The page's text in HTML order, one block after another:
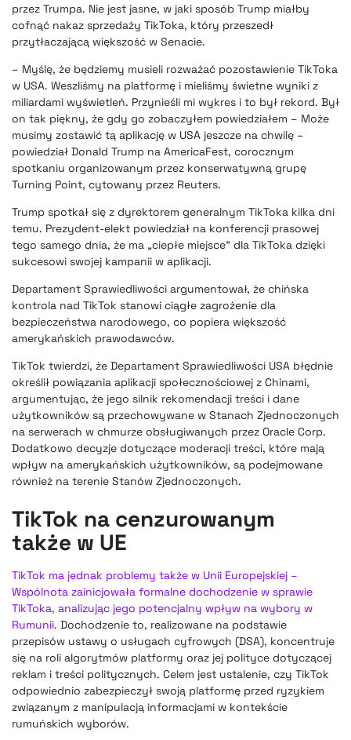
przez Trumpa. Nie jest jasne, w jaki sposób Trump miałby
cofnąć nakaz sprzedaży TikToka, który przeszedł
przytłaczającą większość w Senacie.
– Myślę, że będziemy musieli rozważać pozostawienie TikToka
w USA. Weszliśmy na platformę i mieliśmy świetne wyniki z
miliardami wyświetleń. Przynieśli mi wykres i to był rekord. Był
on tak piękny, że gdy go zobaczyłem powiedziałem – Może
musimy zostawić tą aplikację w USA jeszcze na chwilę –
powiedział Donald Trump na AmericaFest, corocznym
spotkaniu organizowanym przez konserwatywną grupę
Turning Point, cytowany przez Reuters.
Trump spotkał się z dyrektorem generalnym TikToka kilka dni
temu. Prezydent-elekt powiedział na konferencji prasowej
tego samego dnia, że ma „ciepłe miejsce” dla TikToka dzięki
sukcesowi swojej kampanii w aplikacji.
Departament Sprawiedliwości argumentował, że chińska
kontrola nad TikTok stanowi ciągłe zagrożenie dla
bezpieczeństwa narodowego, co popiera większość
amerykańskich prawodawców.
TikTok twierdzi, że Departament Sprawiedliwości USA błędnie
określił powiązania aplikacji społecznościowej z Chinami,
argumentując, że jego silnik rekomendacji treści i dane
użytkowników są przechowywane w Stanach Zjednoczonych
na serwerach w chmurze obsługiwanych przez Oracle Corp.
Dodatkowo decyzje dotyczące moderacji treści, które mają
wpływ na amerykańskich użytkowników, są podejmowane
również na terenie Stanów Zjednoczonych.
TikTok na cenzurowanym
także w UE
TikTok ma jednak problemy także w Unii Europejskiej –
Wspólnota zainicjowała formalne dochodzenie w sprawie
TikToka, analizując jego potencjalny wpływ na wybory w
Rumunii. Dochodzenie to, realizowane na podstawie
przepisów ustawy o usługach cyfrowych (DSA), koncentruje
się na roli algorytmów platformy oraz jej polityce dotyczącej
reklam i treści politycznych. Celem jest ustalenie, czy TikTok
odpowiednio zabezpieczył swoją platformę przed ryzykiem
związanym z manipulacją informacjami w kontekście
rumuńskich wyborów.